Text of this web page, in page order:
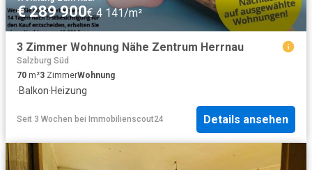
€ 289 900€ 4 141/m²
3 Zimmer Wohnung Nähe Zentrum Herrnau
Salzburg Süd
70 m²3 ZimmerWohnung
·Balkon·Heizung
Seit 3 Wochen bei Immobilienscout24 Details ansehen